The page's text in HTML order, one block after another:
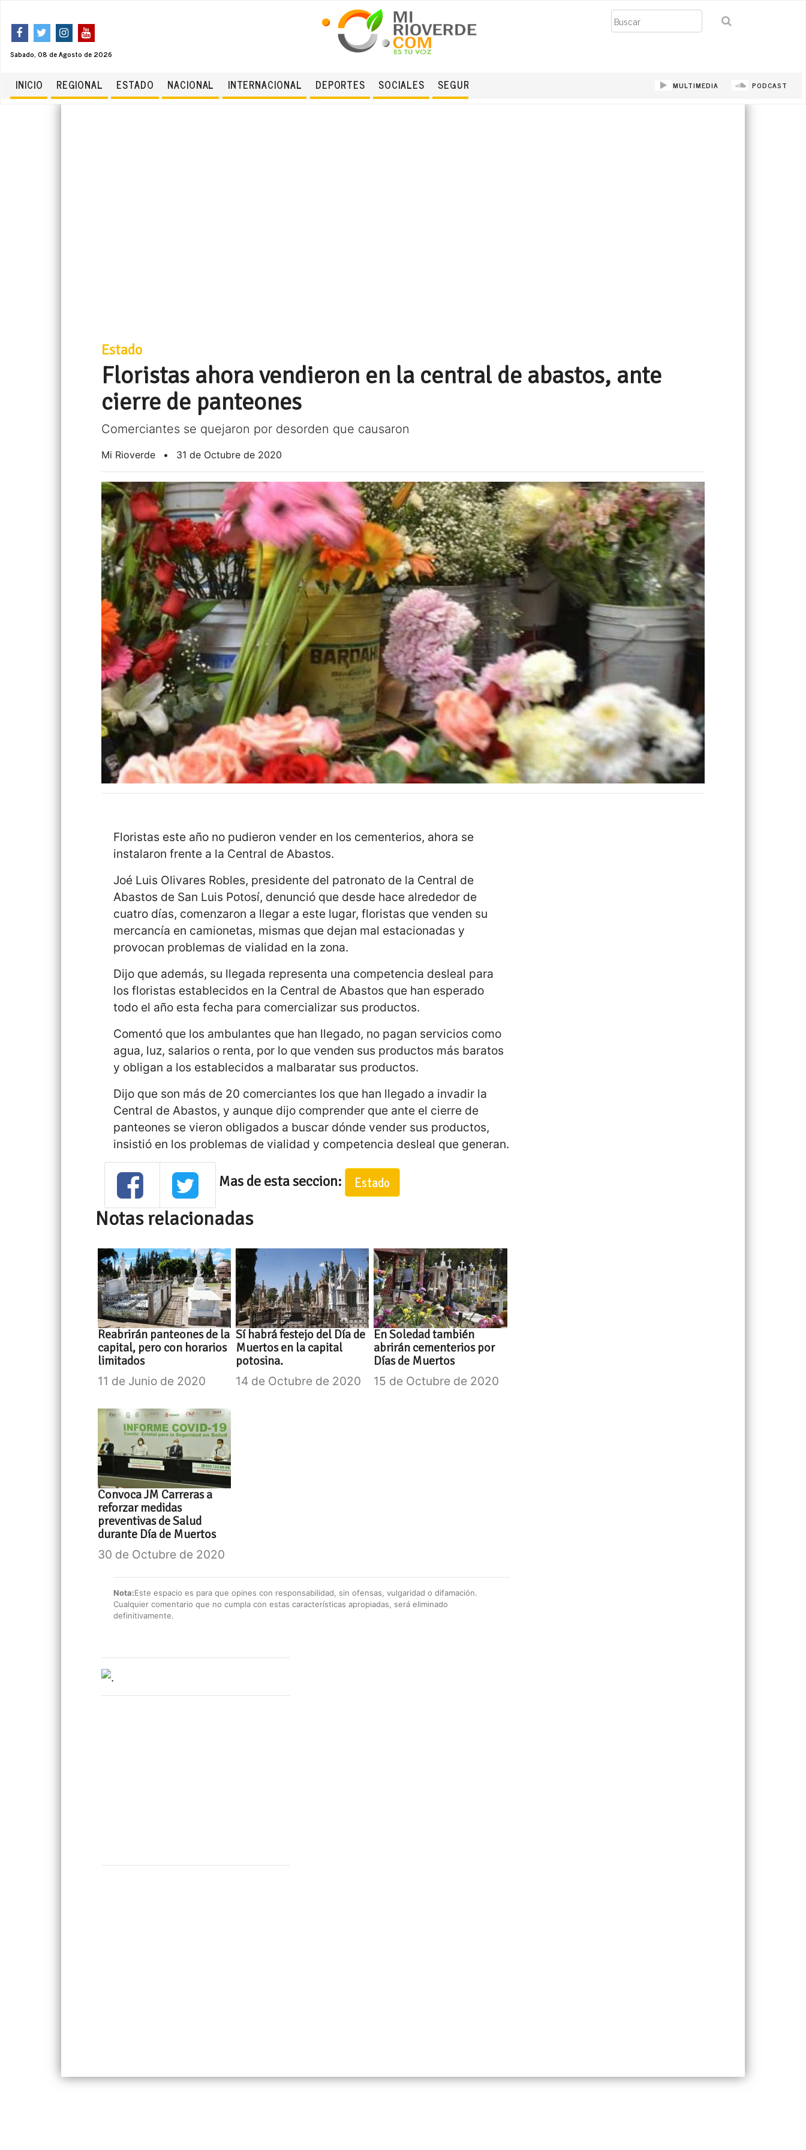
Sabado, 08 de Agosto de 2026
Buscar
INICIO REGIONAL ESTADO NACIONAL INTERNACIONAL DEPORTES SOCIALES SEGURIDAD MULTIMEDIA PODCAST
Estado
Floristas ahora vendieron en la central de abastos, ante
cierre de panteones
Comerciantes se quejaron por desorden que causaron
Mi Rioverde • 31 de Octubre de 2020
Floristas este año no pudieron vender en los cementerios, ahora se
instalaron frente a la Central de Abastos.
Joé Luis Olivares Robles, presidente del patronato de la Central de
Abastos de San Luis Potosí, denunció que desde hace alrededor de
cuatro días, comenzaron a llegar a este lugar, floristas que venden su
mercancía en camionetas, mismas que dejan mal estacionadas y
provocan problemas de vialidad en la zona.
Dijo que además, su llegada representa una competencia desleal para
los floristas establecidos en la Central de Abastos que han esperado
todo el año esta fecha para comercializar sus productos.
Comentó que los ambulantes que han llegado, no pagan servicios como
agua, luz, salarios o renta, por lo que venden sus productos más baratos
y obligan a los establecidos a malbaratar sus productos.
Dijo que son más de 20 comerciantes los que han llegado a invadir la
Central de Abastos, y aunque dijo comprender que ante el cierre de
panteones se vieron obligados a buscar dónde vender sus productos,
insistió en los problemas de vialidad y competencia desleal que generan.
Mas de esta seccion: Estado
Notas relacionadas
Reabrirán panteones de la
capital, pero con horarios
limitados
11 de Junio de 2020
Sí habrá festejo del Día de
Muertos en la capital
potosina.
14 de Octubre de 2020
En Soledad también
abrirán cementerios por
Días de Muertos
15 de Octubre de 2020
Convoca JM Carreras a
reforzar medidas
preventivas de Salud
durante Día de Muertos
30 de Octubre de 2020
Nota:Este espacio es para que opines con responsabilidad, sin ofensas, vulgaridad o difamación.
Cualquier comentario que no cumpla con estas características apropiadas, será eliminado
definitivamente.